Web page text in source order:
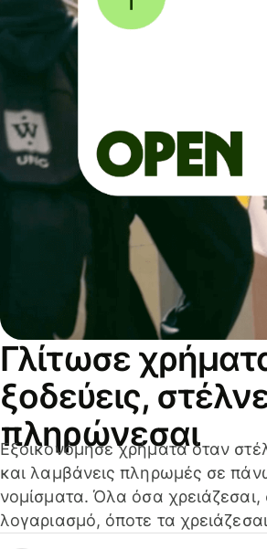
Γλίτωσε
ξοδεύεις,
πληρώνεσαι
Εξοικονόμησε χρήματα όταν
και λαμβάνεις πληρωμές σε
νομίσματα. Όλα όσα χρειάζεσαι,
λογαριασμό, όποτε τα